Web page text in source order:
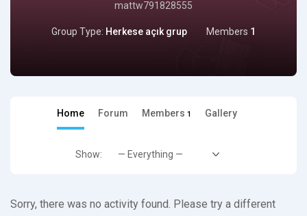
mattw791828555
Group Type: Herkese açık grup Members 1
Home Forum Members 1 Gallery
Show:
Sorry, there was no activity found. Please try a different